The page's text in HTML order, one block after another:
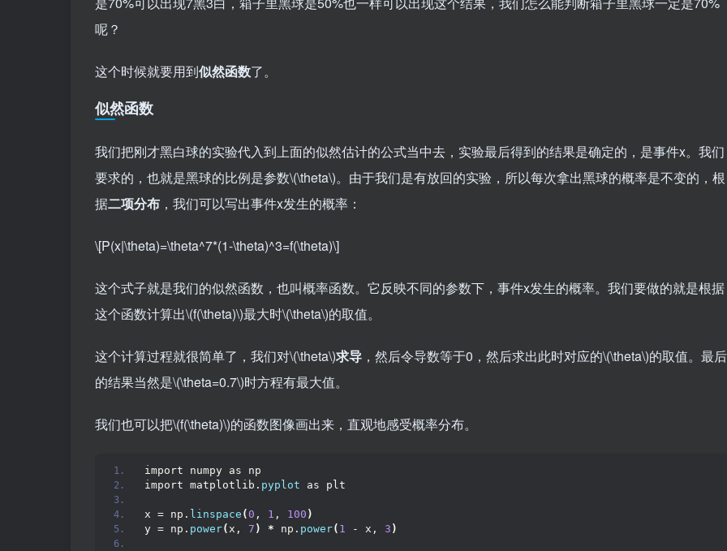
呢？
这个时候就要用到似然函数了。
似然函数
我们把刚才黑白球的实验代入到上面的似然估计的公式当中去，实验最后得到的结果是确定的，是事件x。我们
要求的，也就是黑球的比例是参数\(\theta\)。由于我们是有放回的实验，所以每次拿出黑球的概率是不变的，根
据二项分布 ，我们可以写出事件x发生的概率：
\[P(x|\theta)=\theta^7*(1-\theta)^3=f(\theta)\]
这个式子就是我们的似然函数，也叫概率函数。它反映不同的参数下，事件x发生的概率。我们要做的就是根据
这个函数计算出\(f(\theta)\)最大时\(\theta\)的取值。
这个计算过程就很简单了，我们对\(\theta\)求导 ，然后令导数等于0，然后求出此时对应的\(\theta\)的取值。最后
的结果当然是\(\theta=0.7\)时方程有最大值。
我们也可以把\(f(\theta)\)的函数图像画出来，直观地感受概率分布。
import numpy as np
import matplotlib. pyplot as plt
x = np. linspace (0 , 1 , 100 )
y = np. power(x, 7 ) * np. power( 1 - x, 3 )